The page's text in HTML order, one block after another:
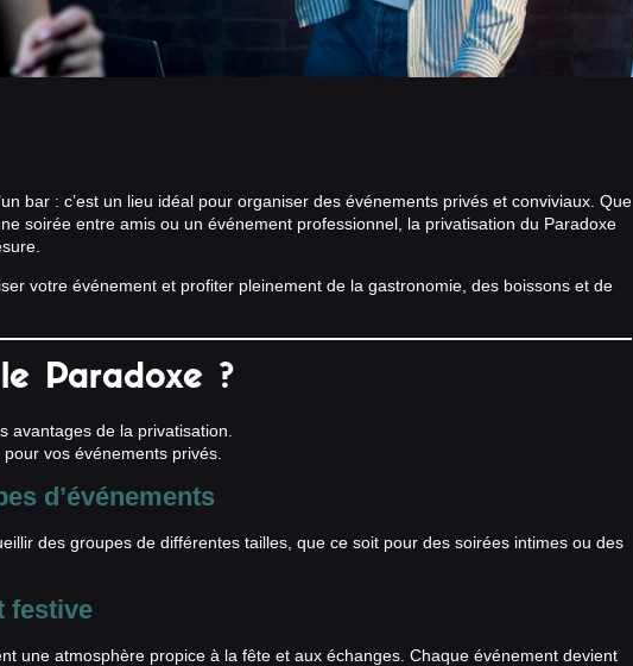
bar : c’est un lieu idéal pour organiser des événements privés et conviviaux. Que
soirée entre amis ou un événement professionnel, la privatisation du Paradoxe
votre événement et profiter pleinement de la gastronomie, des boissons et de
Paradoxe ?
avantages de la privatisation.
vos événements privés.
d’événements
des groupes de différentes tailles, que ce soit pour des soirées intimes ou des
festive
une atmosphère propice à la fête et aux échanges. Chaque événement devient